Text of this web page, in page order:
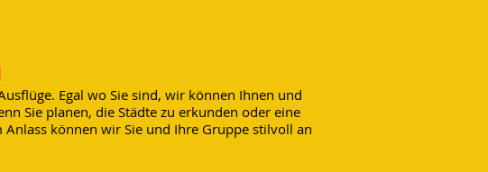
Egal wo Sie sind, wir können Ihnen und
Sie planen, die Städte zu erkunden oder eine
können wir Sie und Ihre Gruppe stilvoll an